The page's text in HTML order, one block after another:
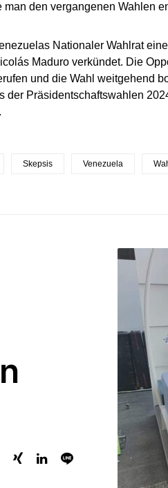
den vergangenen Wahlen
Nationaler Wahlrat
Maduro verkündet. Die
und die Wahl weitgehend
der Präsidentschaftswahlen
Skepsis Venezuela